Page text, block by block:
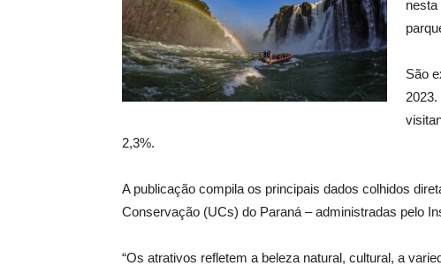
São
2,3%.
A publicação compila os principais dados colhidos
Conservação (UCs) do Paraná – administradas pelo
“Os atrativos refletem a beleza natural, cultural, a